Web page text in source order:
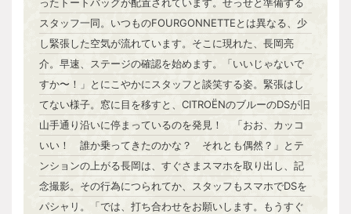
スタッフ一同。いつものFOURGONNETTEとは異なる、少
し緊張した空気が流れています。そこに現れた、長岡亮
介。早速、ステージの確認を始めます。「いいじゃないで
すか〜！」とにこやかにスタッフと談笑する姿。緊張はし
てない様子。窓に目を移すと、CITROËNのブルーのDSが旧
山手通り沿いに停まっているのを発見！ 「おお、カッコ
いい！ 誰か乗ってきたのかな？ それとも偶然？」とテ
ンションの上がる長岡は、すぐさまスマホを取り出し、記
念撮影。その行為につられてか、スタッフもスマホでDSを
パシャリ。「では、打ち合わせをお願いします。もうすぐ